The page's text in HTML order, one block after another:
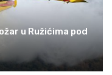
u Ružićima pod